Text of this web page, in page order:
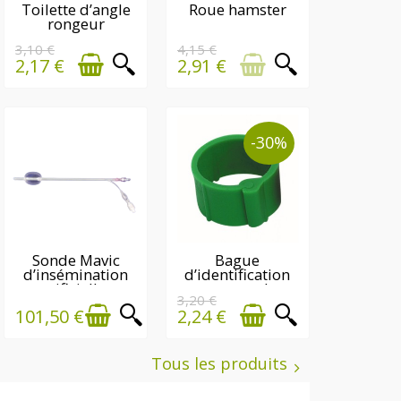
DERNIÈRE(S)
QUANTITÉ(S)
DISPONIBLE(S)
Toilette d’angle
rongeur
3,10 €
2,17 €
EN STOCK
Roue hamster
4,15 €
2,91 €
EN STOCK SOUS
10 À 15 JOURS
Sonde Mavic
d’insémination
artificielle...
101,50 €
-30%
DERNIÈRE(S)
QUANTITÉ(S)
DISPONIBLE(S)
Bague
d’identification
pour poule
3,20 €
2,24 €
Tous les produits